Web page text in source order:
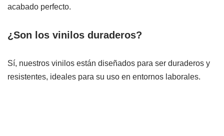
acabado perfecto.
¿Son los vinilos duraderos?
Sí, nuestros vinilos están diseñados para ser duraderos y
resistentes, ideales para su uso en entornos laborales.